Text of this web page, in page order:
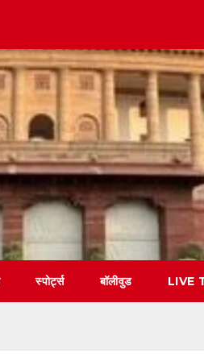
स्पोर्ट्स बॉलीवुड LIVE